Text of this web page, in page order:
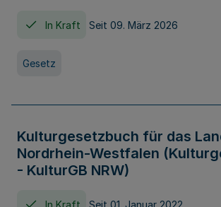
In Kraft Seit 09. März 2026
Gesetz
Kulturgesetzbuch für das
Nordrhein-Westfalen
- KulturGB NRW)
In Kraft Seit 01. Januar 2022